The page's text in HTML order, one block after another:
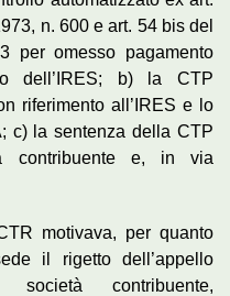
n. 600 e art. 54 bis del
per omesso pagamento
dell’IRES; b) la CTP
riferimento all’IRES e lo
c) la sentenza della CTP
contribuente e, in via
motivava, per quanto
il rigetto dell’appello
contribuente,